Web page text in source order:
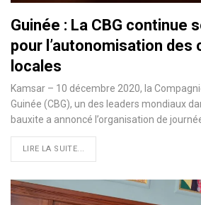
Guinée : La CBG continue
pour l’autonomisation des
locales
Kamsar – 10 décembre 2020, la
Guinée (CBG), un des leaders mondiaux
bauxite a annoncé l’organisation de
LIRE LA SUITE...